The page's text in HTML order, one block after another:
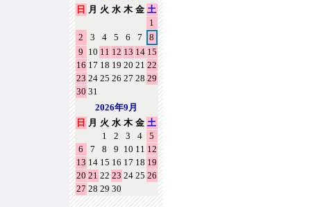
日 月 火 水 木 金 土
1
2
3 4 5 6 7
8
9 10 11 12 13 14 15
16 17 18 19 20 21 22
23 24 25 26 27 28 29
30 31
2026年9月
日 月 火 水 木 金 土
1
2 3 4
5
6
7 8 9 10 11 12
13 14 15 16 17 18 19
20 21 22 23 24 25 26
27 28 29 30